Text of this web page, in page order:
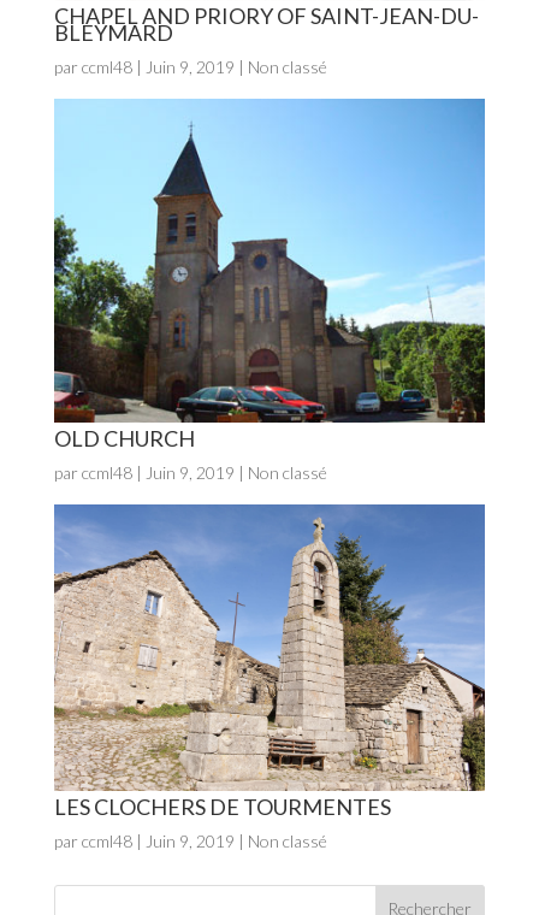
CHAPEL AND PRIORY OF SAINT-JEAN-DU-
BLEYMARD
par ccml48| Juin 9, 2019 | Non classé
OLD CHURCH
par ccml48| Juin 9, 2019 | Non classé
LES CLOCHERS DE TOURMENTES
par ccml48| Juin 9, 2019 | Non classé